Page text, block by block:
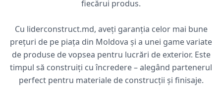
fiecărui produs.
Cu liderconstruct.md, aveți garanția celor mai bune
prețuri de pe piața din Moldova și a unei game variate
de produse de vopsea pentru lucrări de exterior. Este
timpul să construiți cu încredere – alegând partenerul
perfect pentru materiale de construcții și finisaje.